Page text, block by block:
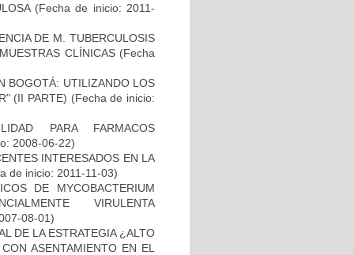
(Fecha de inicio: 2011-
DE M. TUBERCULOSIS
CLÍNICAS (Fecha
BOGOTÁ: UTILIZANDO LOS
(II PARTE) (Fecha de inicio:
PARA FARMACOS
2008-06-22)
INTERESADOS EN LA
de inicio: 2011-11-03)
DE MYCOBACTERIUM
VIRULENTA
08-01)
DE LA ESTRATEGIA ¿ALTO
ASENTAMIENTO EN EL